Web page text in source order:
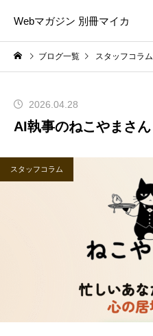
Webマガジン 別冊マイカ
ブログ一覧 スタッフコラム
2026.04.28
AI執事のねこやまさん
スタッフコラム